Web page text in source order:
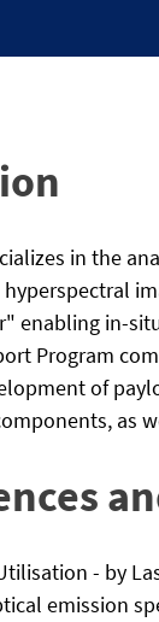
in the
enabling in-
Program
of
as
- by
emission